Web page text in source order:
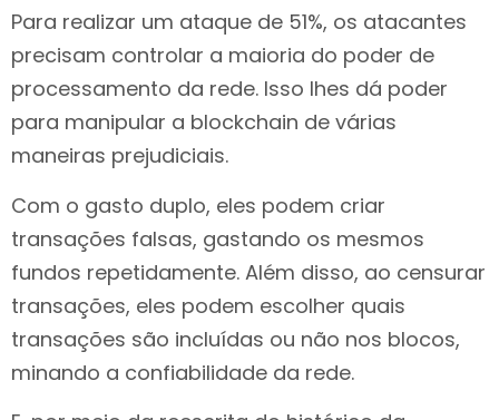
Para realizar um ataque de 51%, os atacantes
precisam controlar a maioria do poder de
processamento da rede. Isso lhes dá poder
para manipular a blockchain de várias
maneiras prejudiciais.
Com o gasto duplo, eles podem criar
transações falsas, gastando os mesmos
fundos repetidamente. Além disso, ao censurar
transações, eles podem escolher quais
transações são incluídas ou não nos blocos,
minando a confiabilidade da rede.